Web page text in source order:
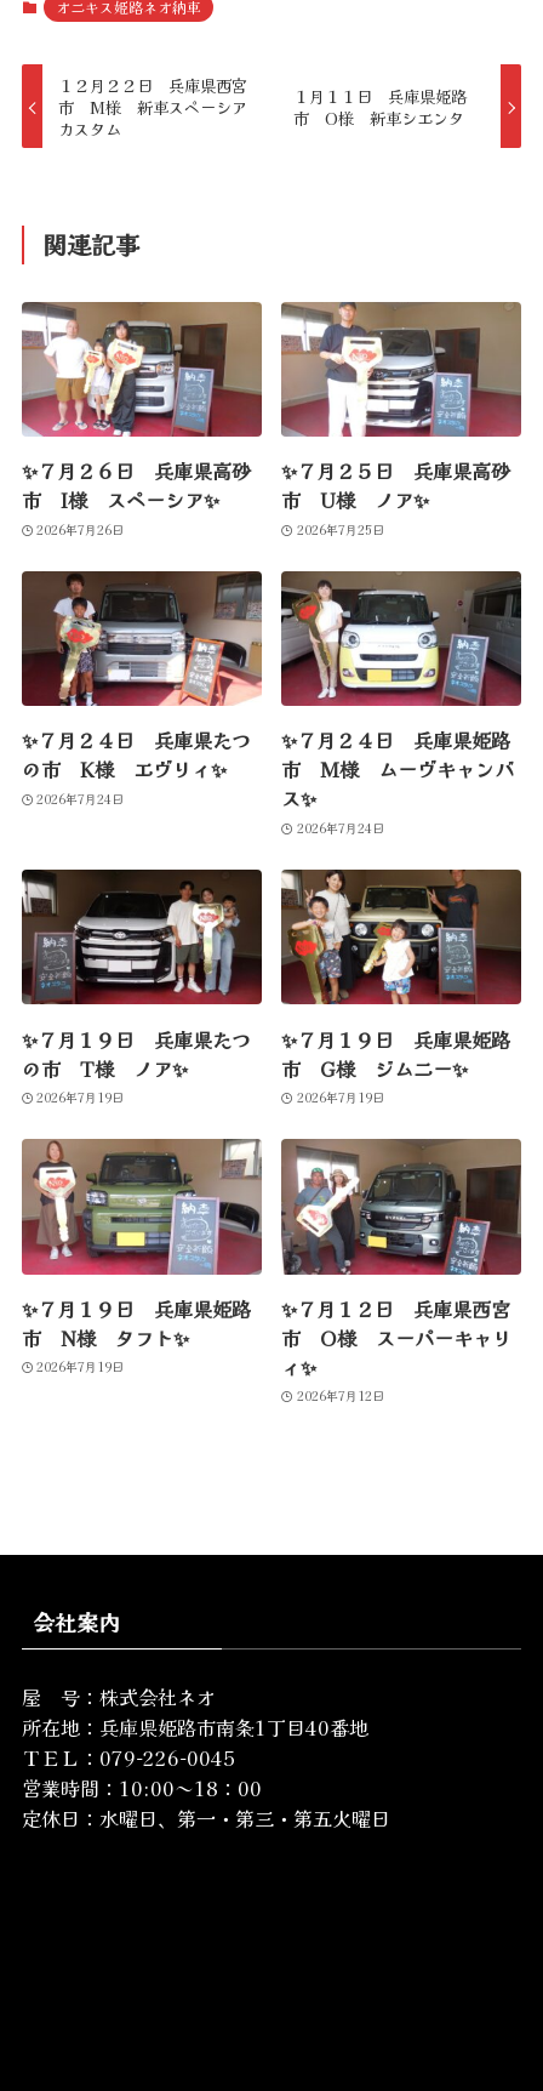
オニキス姫路ネオ納車
１２月２２日 兵庫県西宮
市 M様 新車スペーシア
カスタム
１月１１日 兵庫県姫路
市 O様 新車シエンタ
関連記事
✨７月２６日 兵庫県高砂
市 I様 スペーシア✨
2026年7月26日
✨７月２５日 兵庫県高砂
市 U様 ノア✨
2026年7月25日
✨７月２４日 兵庫県たつ
の市 K様 エヴリィ✨
2026年7月24日
✨７月２４日 兵庫県姫路
市 M様 ムーヴキャンバ
ス✨
2026年7月24日
✨７月１９日 兵庫県たつ
の市 T様 ノア✨
2026年7月19日
✨７月１９日 兵庫県姫路
市 G様 ジムニー✨
2026年7月19日
✨７月１９日 兵庫県姫路
市 N様 タフト✨
2026年7月19日
✨７月１２日 兵庫県西宮
市 O様 スーパーキャリ
ィ✨
2026年7月12日
会社案内
屋 号：株式会社ネオ
所在地： 兵庫県姫路市南条1丁目40番地
ＴＥＬ：079-226-0045
営業時間：10:00～18：00
定休日：水曜日、第一・第三・第五火曜日